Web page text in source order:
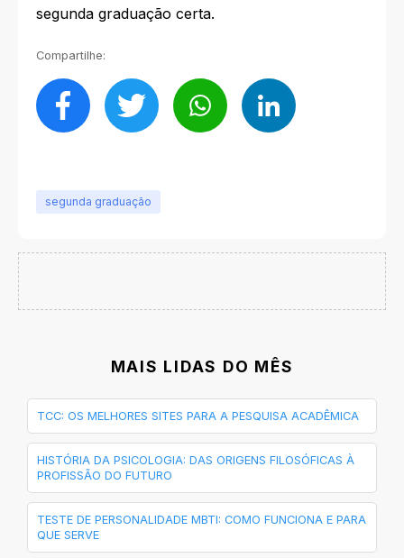
segunda graduação certa.
Compartilhe:
segunda graduação
MAIS LIDAS DO MÊS
TCC: OS MELHORES SITES PARA A PESQUISA ACADÊMICA
HISTÓRIA DA PSICOLOGIA: DAS ORIGENS FILOSÓFICAS À
PROFISSÃO DO FUTURO
TESTE DE PERSONALIDADE MBTI: COMO FUNCIONA E PARA
QUE SERVE